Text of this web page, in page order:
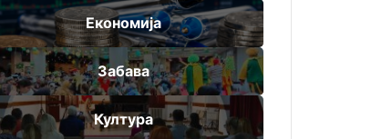
Економија
Забава
Култура